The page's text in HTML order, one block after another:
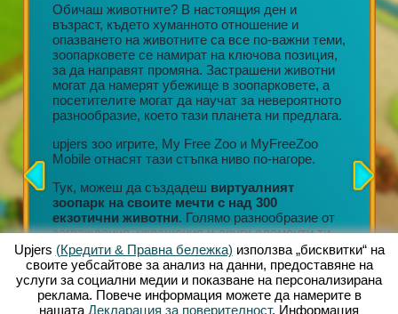
на
Обичаш животните? В настоящия ден и
възраст, където хуманното отношение и
опазването на животните са все по-важни теми,
зоопарковете се намират на ключова позиция,
за да направят промяна. Застрашени животни
могат да намерят убежище в зоопарковете, а
посетителите могат да научат за невероятното
разнообразие, което тази планета ни предлага.
upjers зоо игрите, My Free Zoo и MyFreeZoo
Mobile отнасят тази стъпка ниво по-нагоре.
Тук, можеш да създадеш виртуалният
зоопарк на своите мечти с над 300
екзотични животни. Голямо разнообразие от
заграждения, украшения и други елементи ти
позволяват да създадеш уникална среда на
живот.
Всяко
своя
могат
Тези
Upjers (Кредити & Правна бележка) използва „бисквитки“ на
своите уебсайтове за анализ на данни, предоставяне на
услуги за социални медии и показване на персонализирана
реклама. Повече информация можете да намерите в
нашата Декларация за поверителност. Информация